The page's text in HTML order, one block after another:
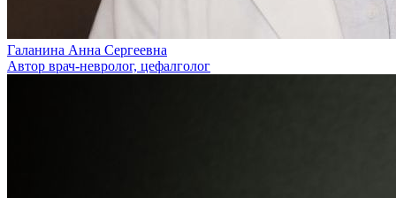
Галанина Анна Сергеевна
Автор врач-невролог, цефалголог